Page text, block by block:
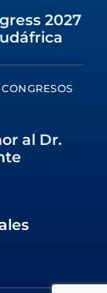
2027
al Dr.